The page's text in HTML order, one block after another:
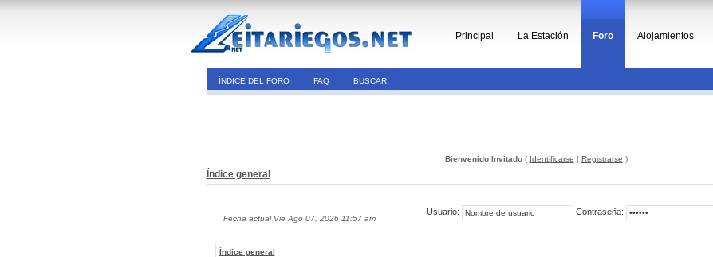
Principal La Estación Foro Alojamientos
ÍNDICE DEL FORO FAQ BUSCAR
Bienvenido Invitado( Identificarse | Registrarse )
Índice general
Fecha actual Vie Ago 07, 2026 11:57 am
Usuario: Contraseña:
Índice general